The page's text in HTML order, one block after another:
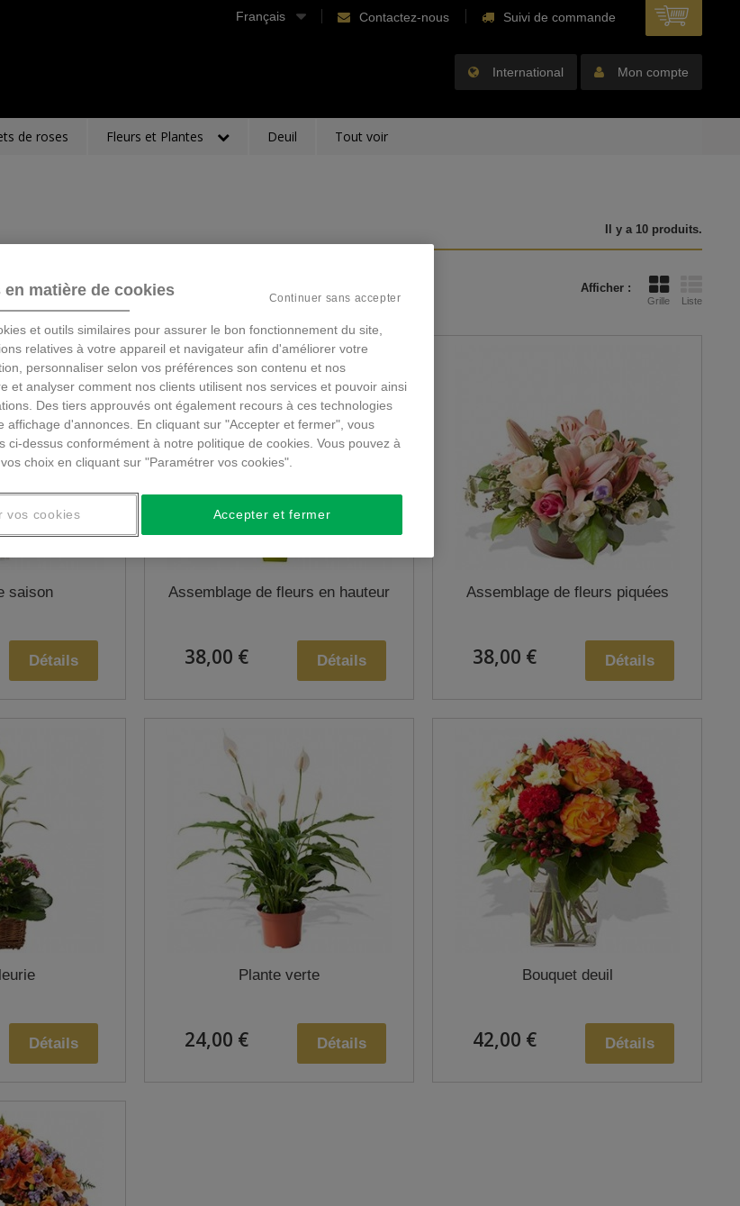
Français Contactez-nous Suivi de commande
International Mon compte
de roses Fleurs et Plantes Deuil Tout voir
Il y a 10 produits.
Afficher :
Grille Liste
saison
Détails
Assemblage de fleurs en hauteur
38,00 € Détails
Assemblage de fleurs piquées
38,00 € Détails
Détails
Plante verte
24,00 € Détails
Bouquet deuil
42,00 € Détails
en matière de cookies
et outils similaires pour assurer le bon fonctionnement du site,
relatives à votre appareil et navigateur afin d'améliorer votre
personnaliser selon vos préférences son contenu et nos
et analyser comment nos clients utilisent nos services et pouvoir ainsi
Des tiers approuvés ont également recours à ces technologies
affichage d'annonces. En cliquant sur "Accepter et fermer", vous
ci-dessus conformément à notre politique de cookies. Vous pouvez à
choix en cliquant sur "Paramétrer vos cookies".
Continuer sans accepter
Accepter et fermer
vos cookies